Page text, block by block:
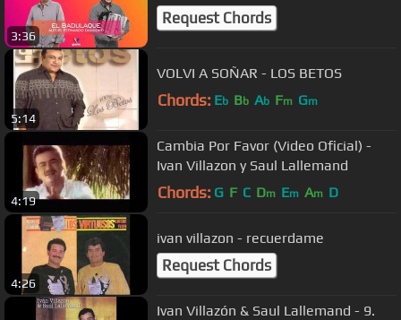
3:36
Request Chords
5:14
VOLVI A SOÑAR - LOS BETOS
Chords: Eb Bb Ab Fm Gm
4:19
Cambia Por Favor (Video Oficial) -
Ivan Villazon y Saul Lallemand
Chords: G F C Dm Em Am D
4:26
ivan villazon - recuerdame
Request Chords
Ivan Villazón & Saul Lallemand - 9.